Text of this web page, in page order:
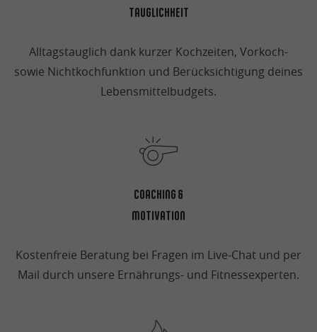
TAUGLICHKEIT
Alltagstauglich dank kurzer Kochzeiten, Vorkoch-
sowie Nichtkochfunktion und Berücksichtigung deines
Lebensmittelbudgets.
COACHING &
MOTIVATION
Kostenfreie Beratung bei Fragen im Live-Chat und per
Mail durch unsere Ernährungs- und Fitnessexperten.